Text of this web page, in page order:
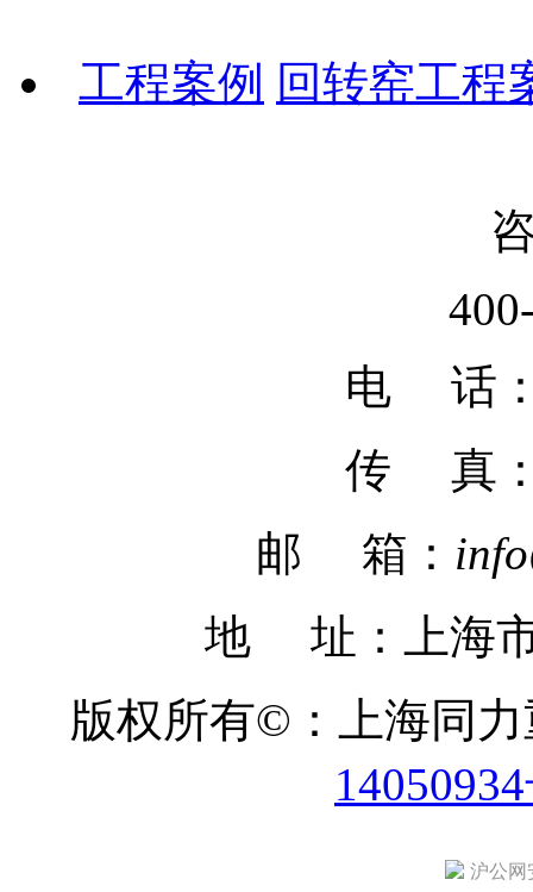
工程案例 回转窑工程
电 话：
传 真
邮 箱：
地 址：上海市
版权所有©：上海同
沪公网